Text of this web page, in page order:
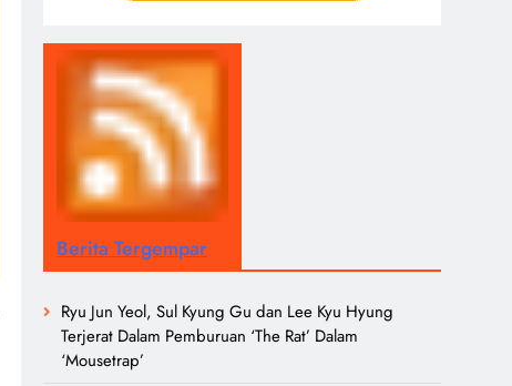
Berita Tergempar
Ryu Jun Yeol, Sul Kyung Gu dan Lee Kyu Hyung
Terjerat Dalam Pemburuan ‘The Rat’ Dalam
‘Mousetrap’